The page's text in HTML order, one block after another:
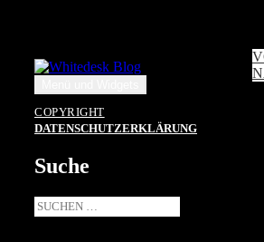
COPYRIGHT
DATENSCHUTZERKLÄRUNG
Suche
Suche
nach: